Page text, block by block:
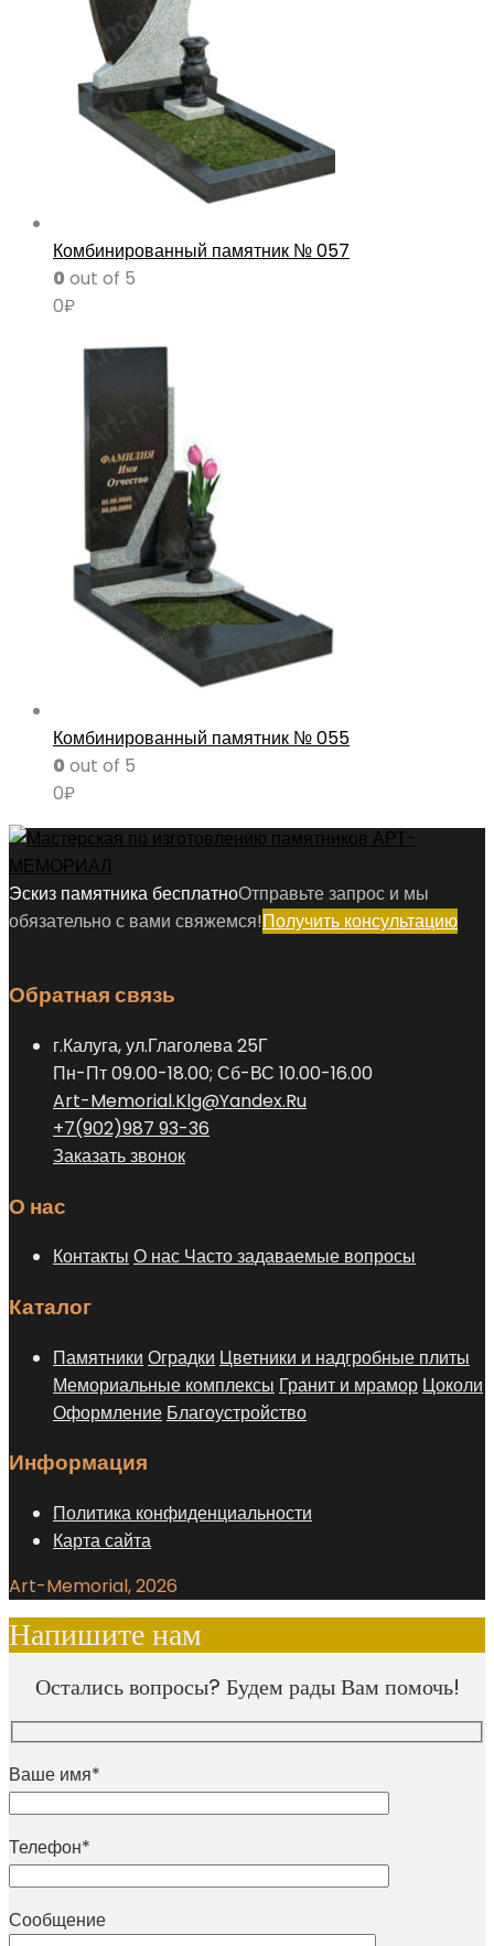
Комбинированный памятник № 057
0 out of 5
0₽
Комбинированный памятник № 055
0 out of 5
0₽
Эскиз памятника бесплатноОтправьте запрос и мы
обязательно с вами свяжемся!Получить консультацию
Обратная связь
г.Калуга, ул.Глаголева 25Г
Пн-Пт 09.00-18.00; Сб-ВС 10.00-16.00
Art-Memorial.Klg@Yandex.Ru
+7(902)987 93-36
Заказать звонок
О нас
Контакты О нас Часто задаваемые вопросы
Каталог
Памятники Оградки Цветники и надгробные плиты
Мемориальные комплексы Гранит и мрамор Цоколи
Оформление Благоустройство
Информация
Политика конфиденциальности
Карта сайта
Art-Memorial, 2026
Напишите нам
Остались вопросы? Будем рады Вам помочь!
Ваше имя*
Телефон*
Сообщение